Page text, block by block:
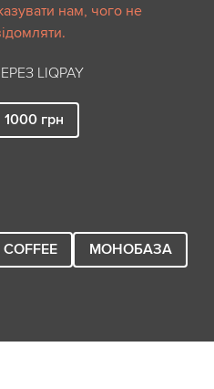
нам, чого не
LIQPAY
1000 грн
МОНОБАЗА